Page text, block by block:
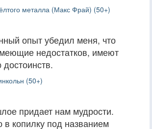
металла (Макс Фрай) (50+)
опыт убедил меня, что
недостатков, имеют
(50+)
придает нам мудрости.
в копилку под названием